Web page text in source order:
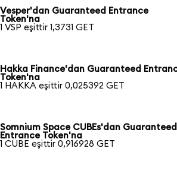
Vesper'dan Guaranteed Entrance
Token'na
1 VSP eşittir 1,3731 GET
Hakka Finance'dan Guaranteed
Token'na
1 HAKKA eşittir 0,025392 GET
Somnium Space CUBEs'dan Guaranteed
Entrance Token'na
1 CUBE eşittir 0,916928 GET